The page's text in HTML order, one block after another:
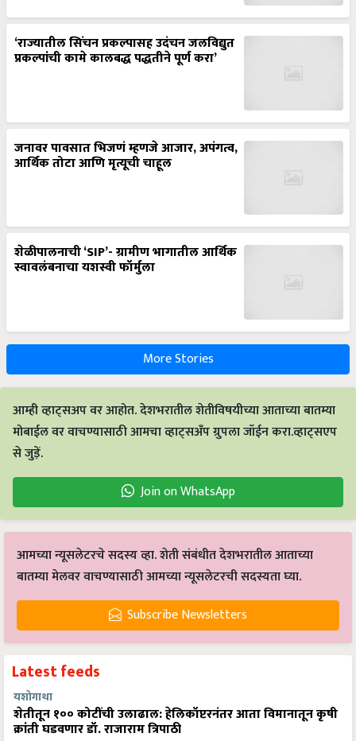
‘राज्यातील सिंचन प्रकल्पासह उदंचन जलविद्युत
प्रकल्पांची कामे कालबद्ध पद्धतीने पूर्ण करा’
जनावर पावसात भिजणं म्हणजे आजार, अपंगत्व,
आर्थिक तोटा आणि मृत्यूची चाहूल
शेळीपालनाची ‘SIP’- ग्रामीण भागातील आर्थिक
स्वावलंबनाचा यशस्वी फॉर्मुला
More Stories
आम्ही व्हाट्सअप वर आहोत. देशभरातील शेतीविषयीच्या आताच्या बातम्या
मोबाईल वर वाचण्यासाठी आमचा व्हाट्सअँप ग्रुपला जॉईन करा.व्हाट्सएप
से जुड़ें.
Join on WhatsApp
आमच्या न्यूसलेटरचे सदस्य व्हा. शेती संबंधीत देशभरातील आताच्या
बातम्या मेलवर वाचण्यासाठी आमच्या न्यूसलेटरची सदस्यता घ्या.
Subscribe Newsletters
Latest feeds
यशोगाथा
शेतीतून १०० कोटींची उलाढाल: हेलिकॉप्टरनंतर आता विमानातून कृषी
क्रांती घडवणार डॉ. राजाराम त्रिपाठी